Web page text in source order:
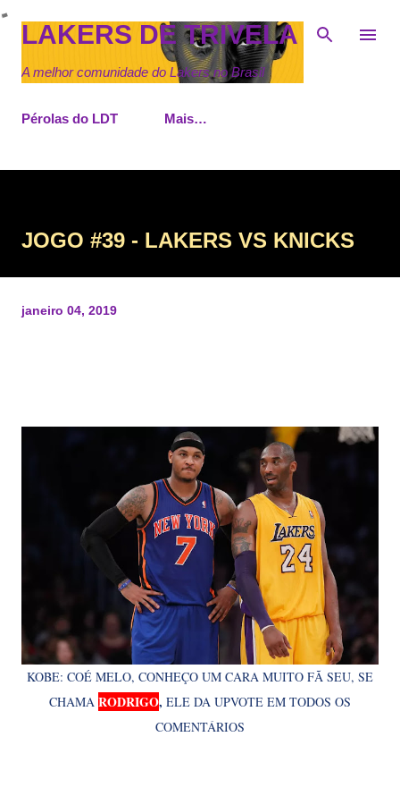
Pular para o conteúdo principal
LAKERS DE TRIVELA
A melhor comunidade do Lakers no Brasil
Pérolas do LDT Mais…
JOGO #39 - LAKERS VS KNICKS
janeiro 04, 2019
KOBE: COÉ MELO, CONHEÇO UM CARA MUITO FÃ SEU, SE
CHAMA RODRIGO, ELE DA UPVOTE EM TODOS OS
COMENTÁRIOS